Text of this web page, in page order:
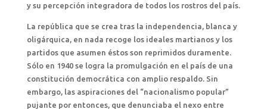
y su percepción integradora de todos los rostros del país.
La república que se crea tras la independencia, blanca y
oligárquica, en nada recoge los ideales martianos y los
partidos que asumen éstos son reprimidos duramente.
Sólo en 1940 se logra la promulgación en el país de una
constitución democrática con amplio respaldo. Sin
embargo, las aspiraciones del “nacionalismo popular”
pujante por entonces, que denunciaba el nexo entre